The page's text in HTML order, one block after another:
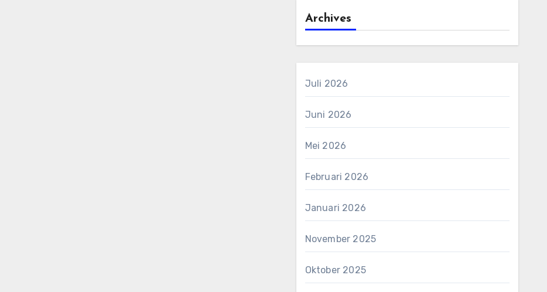
Archives
Juli 2026
Juni 2026
Mei 2026
Februari 2026
Januari 2026
November 2025
Oktober 2025